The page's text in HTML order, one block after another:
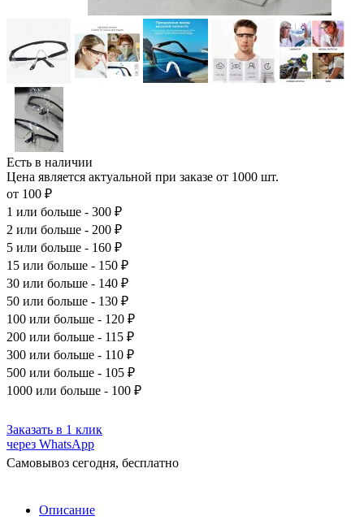
Есть в наличии
Цена является актуальной при заказе от 1000 шт.
от 100 ₽
1 или больше - 300 ₽
2 или больше - 200 ₽
5 или больше - 160 ₽
15 или больше - 150 ₽
30 или больше - 140 ₽
50 или больше - 130 ₽
100 или больше - 120 ₽
200 или больше - 115 ₽
300 или больше - 110 ₽
500 или больше - 105 ₽
1000 или больше - 100 ₽
Заказать в 1 клик
через WhatsApp
Самовывоз сегодня, бесплатно
Описание